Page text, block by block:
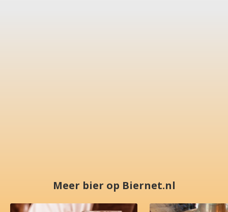
Meer bier op Biernet.nl